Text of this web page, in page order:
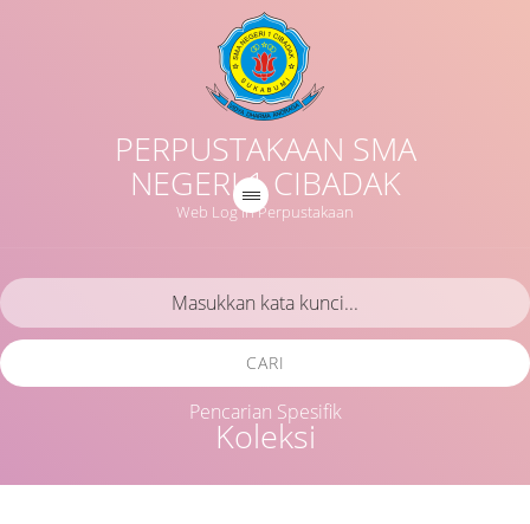
PERPUSTAKAAN SMA
NEGERI 1 CIBADAK
Web Log in Perpustakaan
Koleksi
CARI
Pencarian Spesifik